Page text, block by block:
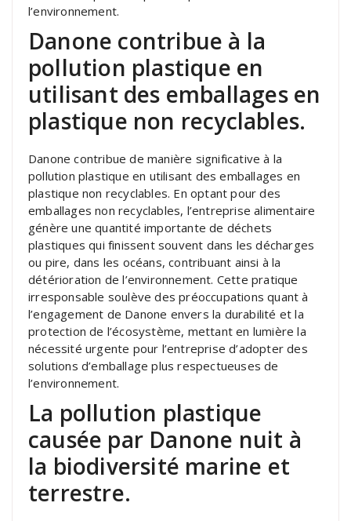
l’environnement.
Danone contribue à la
pollution plastique en
utilisant des emballages en
plastique non recyclables.
Danone contribue de manière significative à la
pollution plastique en utilisant des emballages en
plastique non recyclables. En optant pour des
emballages non recyclables, l’entreprise alimentaire
génère une quantité importante de déchets
plastiques qui finissent souvent dans les décharges
ou pire, dans les océans, contribuant ainsi à la
détérioration de l’environnement. Cette pratique
irresponsable soulève des préoccupations quant à
l’engagement de Danone envers la durabilité et la
protection de l’écosystème, mettant en lumière la
nécessité urgente pour l’entreprise d’adopter des
solutions d’emballage plus respectueuses de
l’environnement.
La pollution plastique
causée par Danone nuit à
la biodiversité marine et
terrestre.